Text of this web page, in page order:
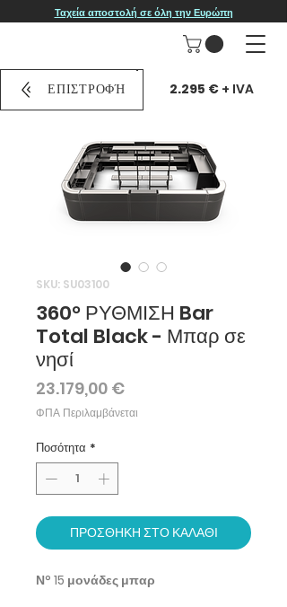
Ταχεία αποστολή σε όλη την Ευρώπη
SKU: SU03100
360° ΡΥΘΜΙΣΗ Bar
Total Black - Μπαρ σε
νησί
23.179,00 €Τιμή
ΦΠΑ Περιλαμβάνεται
Ποσότητα *
ΠΡΟΣΘΗΚΗ ΣΤΟ ΚΑΛΑΘΙ
Ν° 15 μονάδες μπαρ
ΕΠΙΣΤΡΟΦΉ 2.295 €+ IVA